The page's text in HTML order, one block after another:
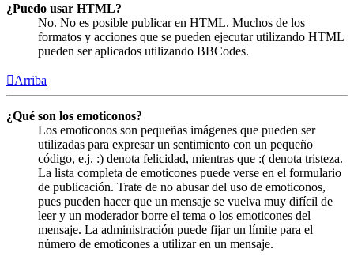
¿Puedo usar HTML?
No. No es posible publicar en HTML. Muchos de los
formatos y acciones que se pueden ejecutar utilizando HTML
pueden ser aplicados utilizando BBCodes.
Arriba
¿Qué son los emoticonos?
Los emoticonos son pequeñas imágenes que pueden ser
utilizadas para expresar un sentimiento con un pequeño
código, e.j. :) denota felicidad, mientras que :( denota tristeza.
La lista completa de emoticones puede verse en el formulario
de publicación. Trate de no abusar del uso de emoticonos,
pues pueden hacer que un mensaje se vuelva muy difícil de
leer y un moderador borre el tema o los emoticones del
mensaje. La administración puede fijar un límite para el
número de emoticones a utilizar en un mensaje.